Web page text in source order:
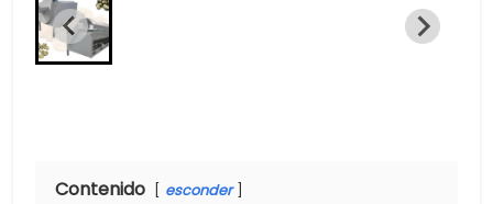
Contenido esconder